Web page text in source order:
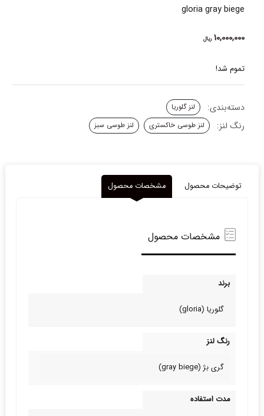
gloria gray biege
10,000,000 ریال
تموم شد!
دسته‌بندی: لنز گلوریا
رنگ لنز: لنز طوسی خاکستری لنز طوسی سبز
توضیحات محصول مشخصات محصول
مشخصات محصول
برند
گلوریا (gloria)
رنگ لنز
گری بژ (gray biege)
مدت استفاده